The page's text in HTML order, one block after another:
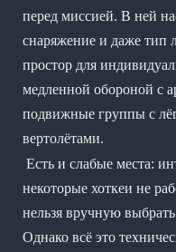
перед миссией. В ней
снаряжение и даже тип
простор для
медленной обороной с
подвижные группы с
вертолётами.
Есть и слабые места:
некоторые хоткеи не
нельзя вручную
Однако всё это